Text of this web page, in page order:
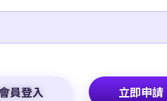
員登入 立即申請